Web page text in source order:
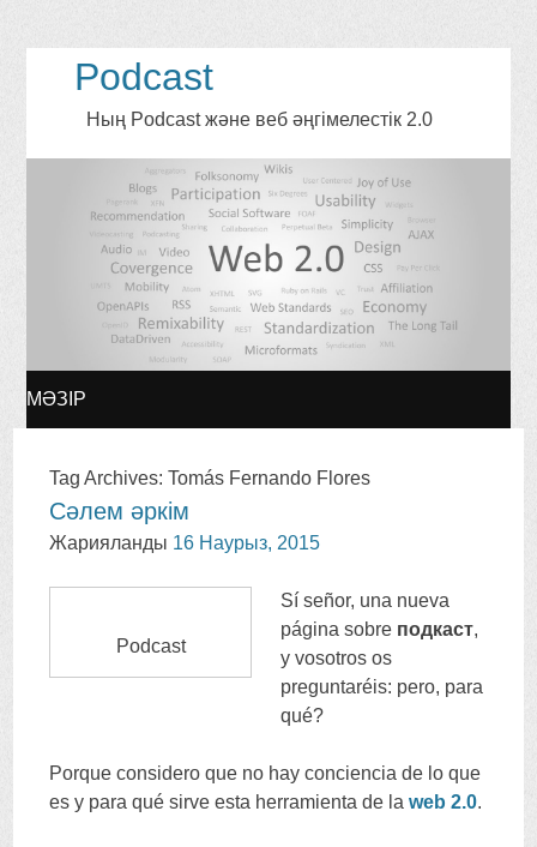
Podcast
Ның Podcast және веб әңгімелестік 2.0
МӘЗІР
ӨТУ
Tag Archives:Tomás Fernando Flores
Сәлем әркім
Жарияланды 16 Наурыз, 2015
Podcast
Sí señor, una nueva
página sobre подкаст,
y vosotros os
preguntaréis: pero, para
qué?
Porque considero que no hay conciencia de lo que
es y para qué sirve esta herramienta de la web 2.0.